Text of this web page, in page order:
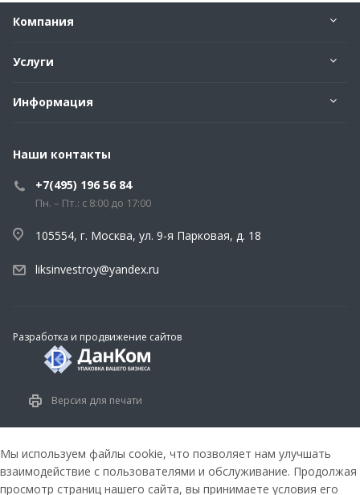
Компания
Услуги
Информация
Наши контакты
+7(495) 196 56 84
Пн. – Пт.: с 8:00 до 17:00
105554, г. Москва, ул. 9-я Парковая, д. 18
liksinvestroy@yandex.ru
Разработка и продвижение сайтов
Версия для печати
Мы используем файлы cookie, что позволяет нам улучшать
взаимодействие с пользователями и обслуживание. Продолжая
просмотр страниц нашего сайта, вы принимаете условия его